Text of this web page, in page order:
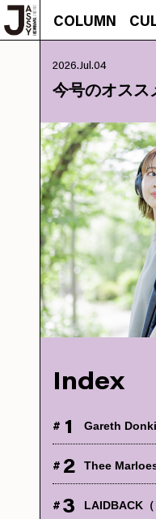
COLUMN
COLUMN
FASHION
CULTURE
CREATOR
SPOT
ENTERTAINMENT
ABOUT
CONTACT
OFFER
2026.Jul.04
今号のオスス
Index
# 1 Gareth
# 2 Thee
# 3 LAIDBACK（